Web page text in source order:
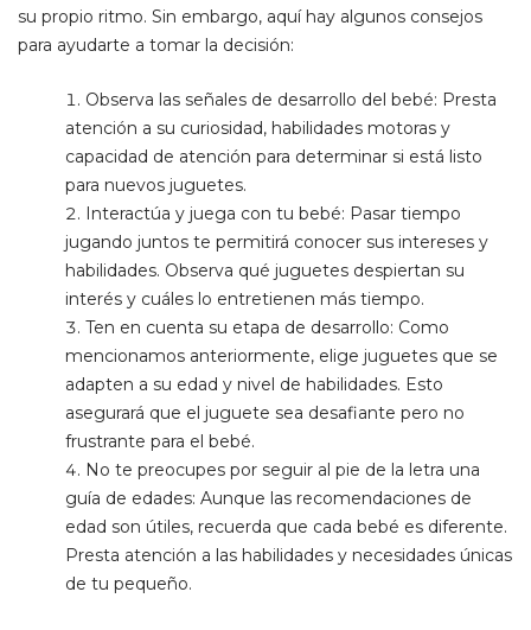
su propio ritmo. Sin embargo, aquí hay algunos consejos
para ayudarte a tomar la decisión:
Observa las señales de desarrollo del bebé: Presta
atención a su curiosidad, habilidades motoras y
capacidad de atención para determinar si está listo
para nuevos juguetes.
Interactúa y juega con tu bebé: Pasar tiempo
jugando juntos te permitirá conocer sus intereses y
habilidades. Observa qué juguetes despiertan su
interés y cuáles lo entretienen más tiempo.
Ten en cuenta su etapa de desarrollo: Como
mencionamos anteriormente, elige juguetes que se
adapten a su edad y nivel de habilidades. Esto
asegurará que el juguete sea desafiante pero no
frustrante para el bebé.
No te preocupes por seguir al pie de la letra una
guía de edades: Aunque las recomendaciones de
edad son útiles, recuerda que cada bebé es diferente.
Presta atención a las habilidades y necesidades únicas
de tu pequeño.